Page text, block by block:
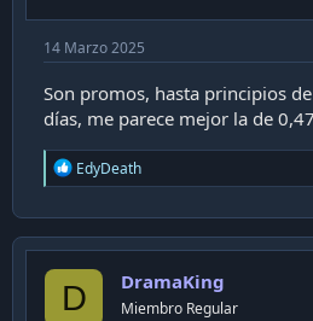
14 Marzo 2025
Son promos, hasta principios
días, me parece mejor la de
R
e
c
t
o
n
EdyDeath
D DramaKing
Miembro Regular